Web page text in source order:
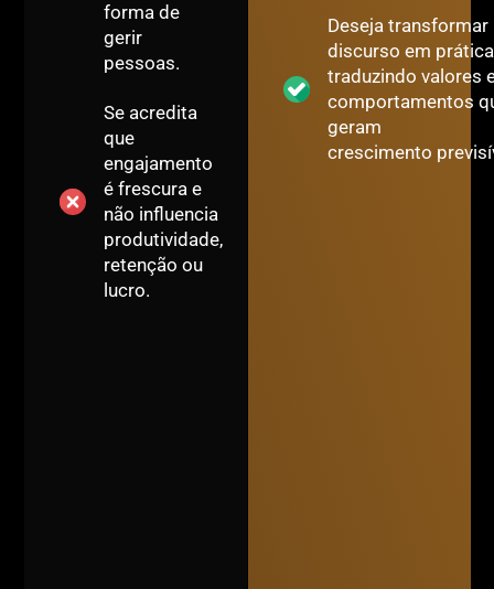
forma de
gerir
pessoas.
Se acredita
que
engajamento
é frescura e
não influencia
produtividade,
retenção ou
lucro.
Deseja transformar
discurso em
traduzindo valores
comportamentos
geram
crescimento